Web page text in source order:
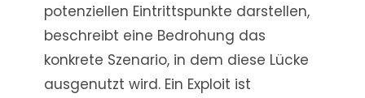
potenziellen Eintrittspunkte darstellen,
beschreibt eine Bedrohung das
konkrete Szenario, in dem diese Lücke
ausgenutzt wird. Ein Exploit ist